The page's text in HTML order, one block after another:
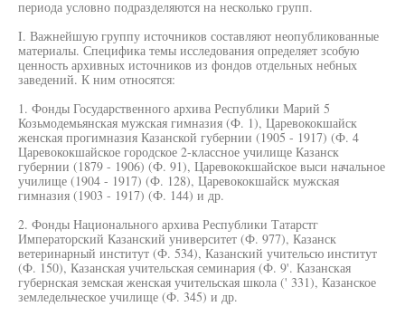
периода условно подразделяются на несколько групп.
I. Важнейшую группу источников составляют неопубликованные
материалы. Специфика темы исследования определяет зсобую
ценность архивных источников из фондов отдельных небных
заведений. К ним относятся:
1. Фонды Государственного архива Республики Марий 5
Козьмодемьянская мужская гимназия (Ф. 1), Царевококшайск
женская прогимназия Казанской губернии (1905 - 1917) (Ф. 4
Царевококшайское городское 2-классное училище Казанск
губернии (1879 - 1906) (Ф. 91), Царевококшайское выси начальное
училище (1904 - 1917) (Ф. 128), Царевококшайск мужская
гимназия (1903 - 1917) (Ф. 144) и др.
2. Фонды Национального архива Республики Татарстг
Императорский Казанский университет (Ф. 977), Казанск
ветеринарный институт (Ф. 534), Казанский учительсю институт
(Ф. 150), Казанская учительская семинария (Ф. 9'. Казанская
губернская земская женская учительская школа (' 331), Казанское
земледельческое училище (Ф. 345) и др.